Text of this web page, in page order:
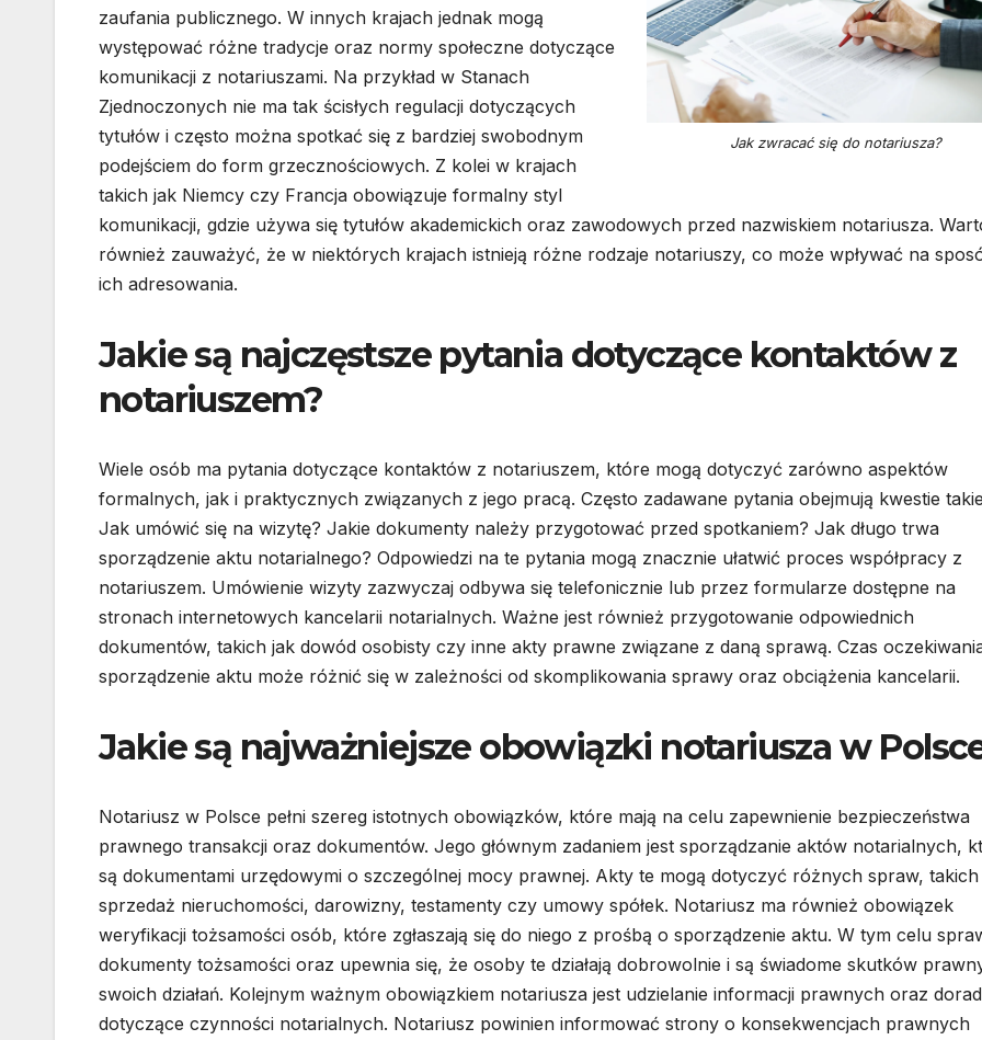
Jak zwracać się do notariusza?
zaufania publicznego. W innych krajach jednak mogą
występować różne tradycje oraz normy społeczne dotyczące
komunikacji z notariuszami. Na przykład w Stanach
Zjednoczonych nie ma tak ścisłych regulacji dotyczących
tytułów i często można spotkać się z bardziej swobodnym
podejściem do form grzecznościowych. Z kolei w krajach
takich jak Niemcy czy Francja obowiązuje formalny styl
komunikacji, gdzie używa się tytułów akademickich oraz zawodowych przed nazwiskiem notariusza.
również zauważyć, że w niektórych krajach istnieją różne rodzaje notariuszy, co może wpływać na
ich adresowania.
Jakie są najczęstsze pytania dotyczące kontaktów z
notariuszem?
Wiele osób ma pytania dotyczące kontaktów z notariuszem, które mogą dotyczyć zarówno aspektów
formalnych, jak i praktycznych związanych z jego pracą. Często zadawane pytania obejmują kwestie
Jak umówić się na wizytę? Jakie dokumenty należy przygotować przed spotkaniem? Jak długo trwa
sporządzenie aktu notarialnego? Odpowiedzi na te pytania mogą znacznie ułatwić proces współpracy z
notariuszem. Umówienie wizyty zazwyczaj odbywa się telefonicznie lub przez formularze dostępne na
stronach internetowych kancelarii notarialnych. Ważne jest również przygotowanie odpowiednich
dokumentów, takich jak dowód osobisty czy inne akty prawne związane z daną sprawą. Czas
sporządzenie aktu może różnić się w zależności od skomplikowania sprawy oraz obciążenia kancelarii.
Jakie są najważniejsze obowiązki notariusza w
Notariusz w Polsce pełni szereg istotnych obowiązków, które mają na celu zapewnienie bezpieczeństwa
prawnego transakcji oraz dokumentów. Jego głównym zadaniem jest sporządzanie aktów notarialnych,
są dokumentami urzędowymi o szczególnej mocy prawnej. Akty te mogą dotyczyć różnych spraw, takich
sprzedaż nieruchomości, darowizny, testamenty czy umowy spółek. Notariusz ma również obowiązek
weryfikacji tożsamości osób, które zgłaszają się do niego z prośbą o sporządzenie aktu. W tym celu
dokumenty tożsamości oraz upewnia się, że osoby te działają dobrowolnie i są świadome skutków
swoich działań. Kolejnym ważnym obowiązkiem notariusza jest udzielanie informacji prawnych oraz
dotyczące czynności notarialnych. Notariusz powinien informować strony o konsekwencjach prawnych